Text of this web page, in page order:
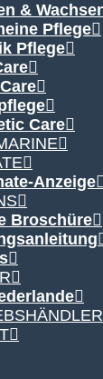
&
Pflege
Pflege
Care
Anzeige
Broschüre